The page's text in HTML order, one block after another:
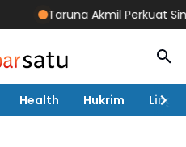
Taruna Akmil Perkuat Sinergi
Health Hukrim